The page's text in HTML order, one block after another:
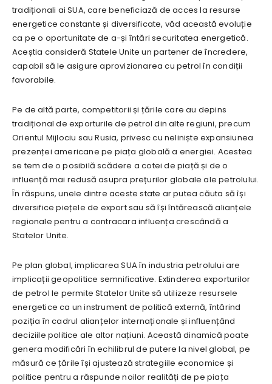
tradiționali ai SUA, care beneficiază de acces la resurse
energetice constante și diversificate, văd această evoluție
ca pe o oportunitate de a-și întări securitatea energetică.
Aceștia consideră Statele Unite un partener de încredere,
capabil să le asigure aprovizionarea cu petrol în condiții
favorabile.
Pe de altă parte, competitorii și țările care au depins
tradițional de exporturile de petrol din alte regiuni, precum
Orientul Mijlociu sau Rusia, privesc cu neliniște expansiunea
prezenței americane pe piața globală a energiei. Acestea
se tem de o posibilă scădere a cotei de piață și de o
influență mai redusă asupra prețurilor globale ale petrolului.
În răspuns, unele dintre aceste state ar putea căuta să își
diversifice piețele de export sau să își întărească alianțele
regionale pentru a contracara influența crescândă a
Statelor Unite.
Pe plan global, implicarea SUA în industria petrolului are
implicații geopolitice semnificative. Extinderea exporturilor
de petrol le permite Statelor Unite să utilizeze resursele
energetice ca un instrument de politică externă, întărind
poziția în cadrul alianțelor internaționale și influențând
deciziile politice ale altor națiuni. Această dinamică poate
genera modificări în echilibrul de putere la nivel global, pe
măsură ce țările își ajustează strategiile economice și
politice pentru a răspunde noilor realități de pe piața